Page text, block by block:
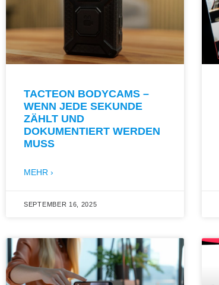
TACTEON BODYCAMS –
WENN JEDE SEKUNDE
ZÄHLT UND
DOKUMENTIERT WERDEN
MUSS
MEHR ›
SEPTEMBER 16, 2025